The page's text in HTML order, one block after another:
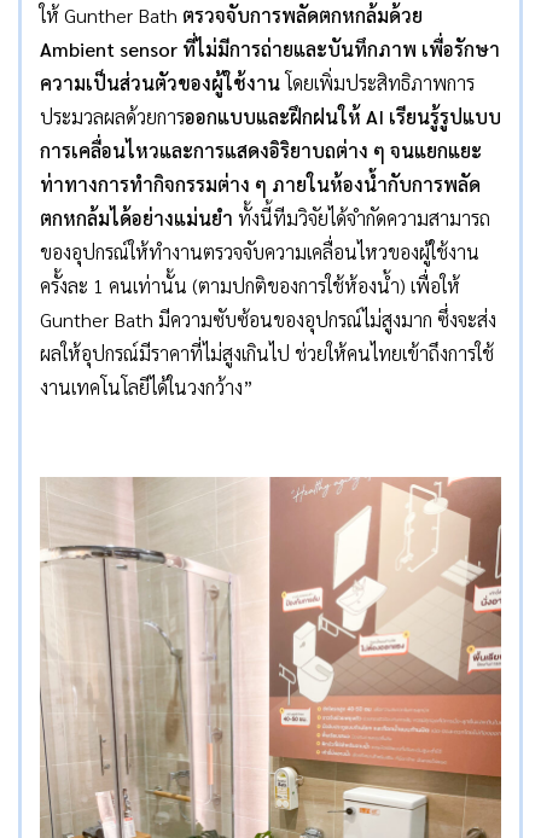
ให้ Gunther Bath ตรวจจับการพลัดตกหกล้มด้วย
Ambient sensor ที่ไม่มีการถ่ายและบันทึกภาพ เพื่อรักษา
ความเป็นส่วนตัวของผู้ใช้งาน โดยเพิ่มประสิทธิภาพการ
ประมวลผลด้วยการออกแบบและฝึกฝนให้ AI เรียนรู้รูปแบบ
การเคลื่อนไหวและการแสดงอิริยาบถต่าง ๆ จนแยกแยะ
ท่าทางการทำกิจกรรมต่าง ๆ ภายในห้องน้ำกับการพลัด
ตกหกล้มได้อย่างแม่นยำ ทั้งนี้ทีมวิจัยได้จำกัดความสามารถ
ของอุปกรณ์ให้ทำงานตรวจจับความเคลื่อนไหวของผู้ใช้งาน
ครั้งละ 1 คนเท่านั้น (ตามปกติของการใช้ห้องน้ำ) เพื่อให้
Gunther Bath มีความซับซ้อนของอุปกรณ์ไม่สูงมาก ซึ่งจะส่ง
ผลให้อุปกรณ์มีราคาที่ไม่สูงเกินไป ช่วยให้คนไทยเข้าถึงการใช้
งานเทคโนโลยีได้ในวงกว้าง”